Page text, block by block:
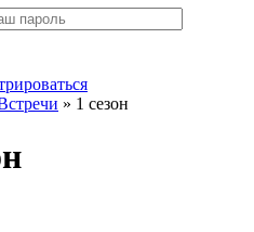
» 1 сезон